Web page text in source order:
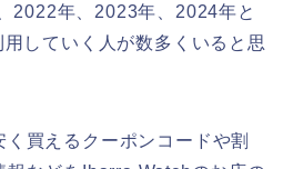
2022年、2023年、2024年と
していく人が数多くいると思
買えるクーポンコードや割